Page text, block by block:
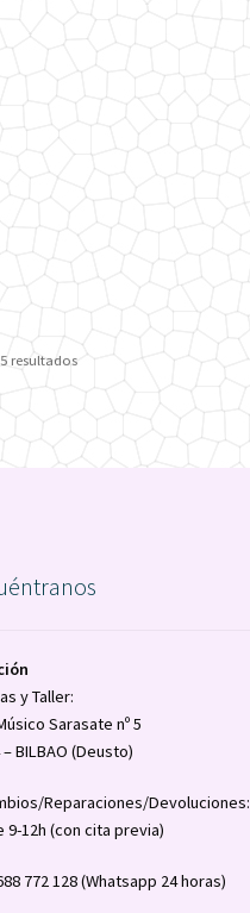
resultadosOrdenado
los
y Taller:
Sarasate nº 5
BILBAO (Deusto)
Reparaciones/Devoluciones:
9-12h (con cita previa)
772 128 (Whatsapp 24 horas)